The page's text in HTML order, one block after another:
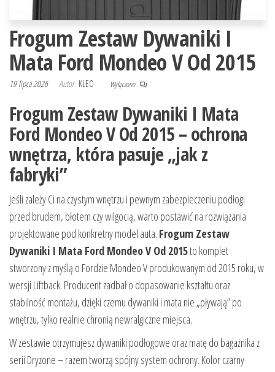
Frogum Zestaw Dywaniki I
Mata Ford Mondeo V Od 2015
19 lipca 2026 Autor KLEO Wyłączono
Frogum Zestaw Dywaniki I Mata
Ford Mondeo V Od 2015 – ochrona
wnętrza, która pasuje „jak z
fabryki”
Jeśli zależy Ci na czystym wnętrzu i pewnym zabezpieczeniu podłogi
przed brudem, błotem czy wilgocią, warto postawić na rozwiązania
projektowane pod konkretny model auta. Frogum Zestaw
Dywaniki I Mata Ford Mondeo V Od 2015to komplet
stworzony z myślą o Fordzie Mondeo V produkowanym od 2015 roku, w
wersji Liftback. Producent zadbał o dopasowanie kształtu oraz
stabilność montażu, dzięki czemu dywaniki i mata nie „pływają” po
wnętrzu, tylko realnie chronią newralgiczne miejsca.
W zestawie otrzymujesz dywaniki podłogowe oraz matę do bagażnika z
serii Dryzone – razem tworzą spójny system ochrony. Kolor czarny